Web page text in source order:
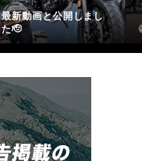
最新動画と公開しまし
た🫡